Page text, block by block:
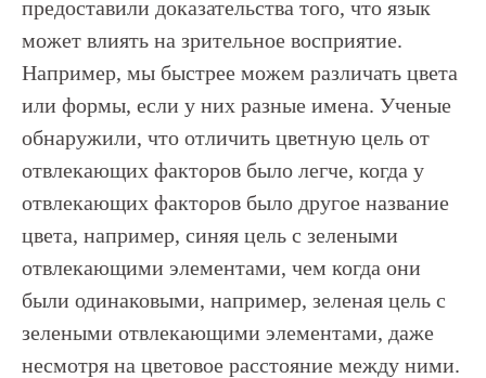
предоставили доказательства того, что язык
может влиять на зрительное восприятие.
Например, мы быстрее можем различать цвета
или формы, если у них разные имена. Ученые
обнаружили, что отличить цветную цель от
отвлекающих факторов было легче, когда у
отвлекающих факторов было другое название
цвета, например, синяя цель с зелеными
отвлекающими элементами, чем когда они
были одинаковыми, например, зеленая цель с
зелеными отвлекающими элементами, даже
несмотря на цветовое расстояние между ними.